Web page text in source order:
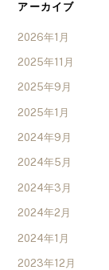
アーカイブ
2026年1月
2025年11月
2025年9月
2025年1月
2024年9月
2024年5月
2024年3月
2024年2月
2024年1月
2023年12月